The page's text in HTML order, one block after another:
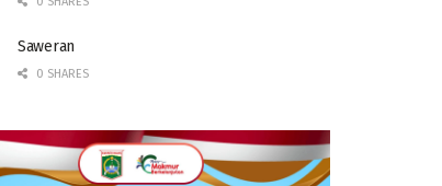
Saweran
0 SHARES